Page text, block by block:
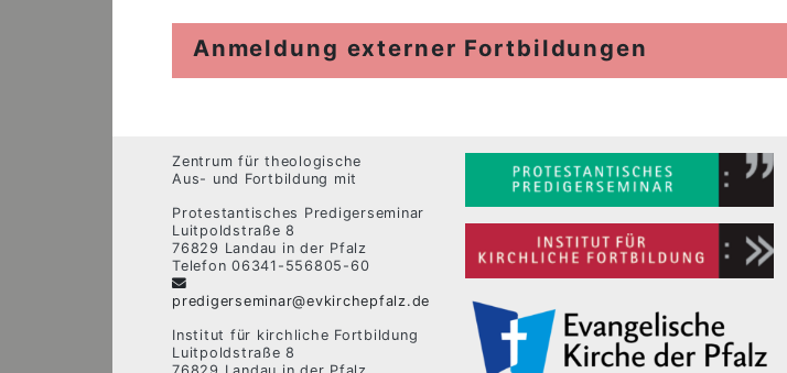
Anmeldung externer Fortbildungen
Zentrum für theologische
Aus- und Fortbildung mit
Protestantisches Predigerseminar
Luitpoldstraße 8
76829 Landau in der Pfalz
Telefon 06341-556805-60
predigerseminar@evkirchepfalz.de
Institut für kirchliche Fortbildung
Luitpoldstraße 8